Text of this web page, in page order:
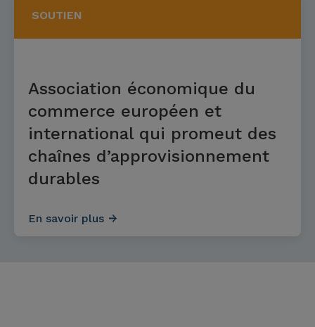
SOUTIEN
Association économique du
commerce européen et
international qui promeut des
chaînes d’approvisionnement
durables
En savoir plus